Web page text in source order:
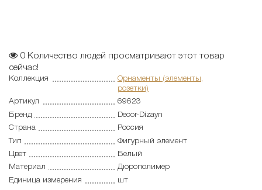
0 Количество людей просматривают этот товар
сейчас!
Коллекция
Орнаменты (элементы,
розетки)
Артикул
69623
Бренд
Decor-Dizayn
Страна
Россия
Тип
Фигурный элемент
Цвет
Белый
Материал
Дюрополимер
Единица измерения
шт